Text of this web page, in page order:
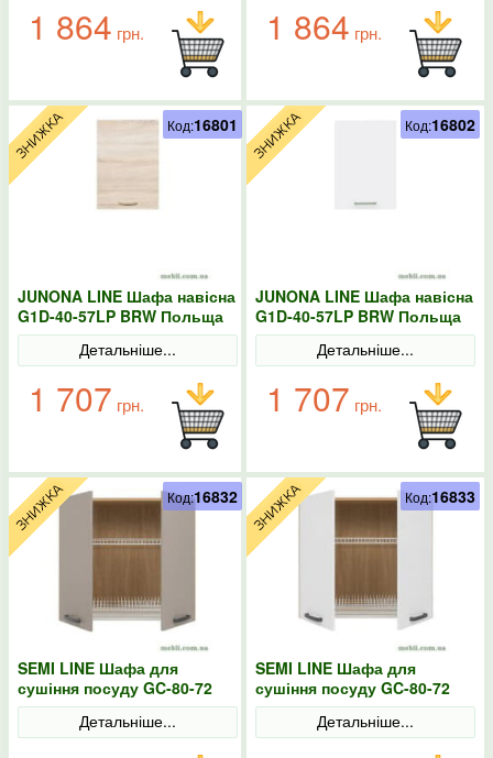
1 864 грн. 1 864 грн.
JUNONA LINE Шафа навісна
G1D-40-57LP BRW Польща
Сонома
Детальніше...
1 707 грн.
Код:16801
JUNONA LINE Шафа навісна
G1D-40-57LP BRW Польща
колір-білий
Детальніше...
1 707 грн.
Код:16802
SEMI LINE Шафа для
сушіння посуду GC-80-72
BRW Польща конго
Детальніше...
Код:16832
SEMI LINE Шафа для
сушіння посуду GC-80-72
BRW Польща колір-білий
Детальніше...
Код:16833